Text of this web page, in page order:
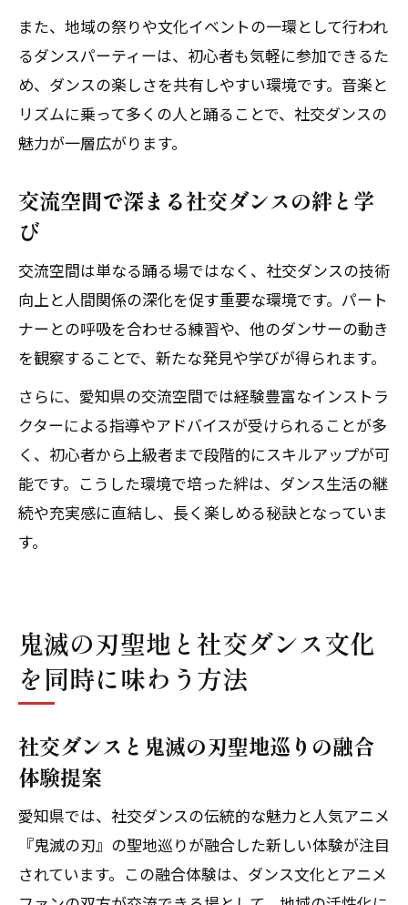
また、地域の祭りや文化イベントの一環として行われ
るダンスパーティーは、初心者も気軽に参加できるた
め、ダンスの楽しさを共有しやすい環境です。音楽と
リズムに乗って多くの人と踊ることで、社交ダンスの
魅力が一層広がります。
交流空間で深まる社交ダンスの絆と学
び
交流空間は単なる踊る場ではなく、社交ダンスの技術
向上と人間関係の深化を促す重要な環境です。パート
ナーとの呼吸を合わせる練習や、他のダンサーの動き
を観察することで、新たな発見や学びが得られます。
さらに、愛知県の交流空間では経験豊富なインストラ
クターによる指導やアドバイスが受けられることが多
く、初心者から上級者まで段階的にスキルアップが可
能です。こうした環境で培った絆は、ダンス生活の継
続や充実感に直結し、長く楽しめる秘訣となっていま
す。
鬼滅の刃聖地と社交ダンス文化
を同時に味わう方法
社交ダンスと鬼滅の刃聖地巡りの融合
体験提案
愛知県では、社交ダンスの伝統的な魅力と人気アニメ
『鬼滅の刃』の聖地巡りが融合した新しい体験が注目
されています。この融合体験は、ダンス文化とアニメ